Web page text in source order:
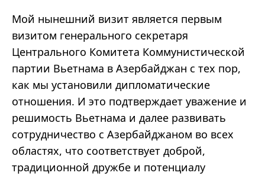
Мой нынешний визит является первым
визитом генерального секретаря
Центрального Комитета Коммунистической
партии Вьетнама в Азербайджан с тех пор,
как мы установили дипломатические
отношения. И это подтверждает уважение и
решимость Вьетнама и далее развивать
сотрудничество с Азербайджаном во всех
областях, что соответствует доброй,
традиционной дружбе и потенциалу